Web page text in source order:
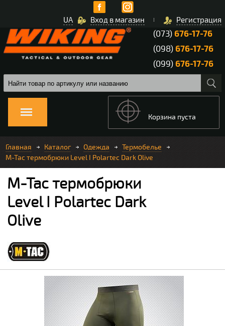
Вход в магазин Регистрация
UA
(073)676-17-76
(098)676-17-76
(099)676-17-76
Корзина пуста
Главная Каталог Одежда
Термобелье
M-Tac термобрюки Level I Polartec Dark Olive
M-Tac термобрюки
Level I Polartec Dark
Olive